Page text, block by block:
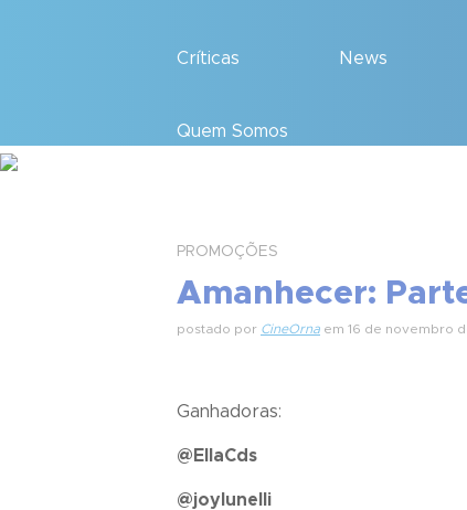
Críticas News
Quem Somos
PROMOÇÕES
Amanhecer:
postado por CineOrna em 16 de novembro
Ganhadoras:
@EllaCds
@joylunelli